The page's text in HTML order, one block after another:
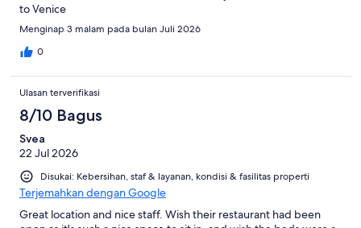
to Venice
Menginap 3 malam pada bulan Juli 2026
0
Ulasan terverifikasi
8/10 Bagus
Svea
22 Jul 2026
Disukai: Kebersihan, staf & layanan, kondisi & fasilitas properti
Terjemahkan dengan Google
Great location and nice staff. Wish their restaurant had been